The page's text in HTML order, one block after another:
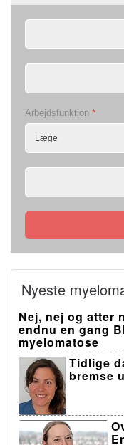
Arbejdsfunktion *
Nyeste
Nej, nej og atter
endnu en gang
myelomatose
Tidlige
bremse